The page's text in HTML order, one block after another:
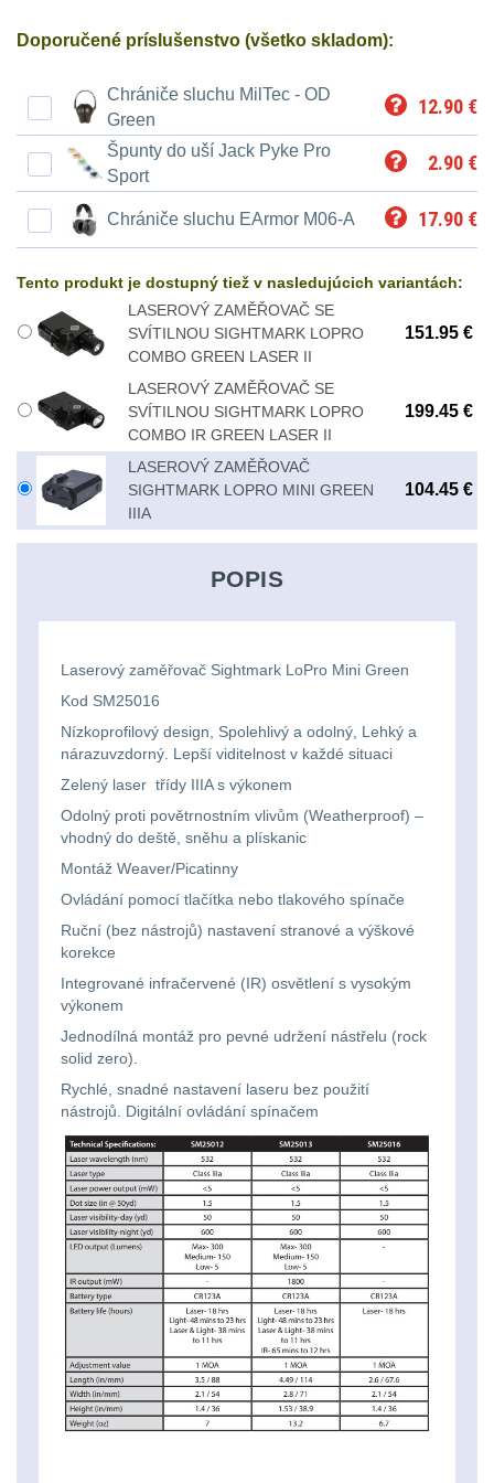
pro
AA/AAA/14500
Li-
Ion
Svítilny
18650
baterie
Svítilny
pro
baterie
Svítilny
pro
26650
baterie
Svítilny
CR123A
nebo
ion
16340
baterie
Čelové
svetlá
čelovky
svietidlá
tašky
Přepravne
tašky
na
zbraně
Hydratační
vaky
Pouzdra
a
Kapsy
Peněženky
k
vzdálenost
Monokuláry
Príslušenstvo
pre
optiku
Čelové svetlá - čelovky 3
Taktické svietidlá 10
Lucerny a kempingové
lampy1
Potápačské svetlá2
Kapesní svítilny
Policejní svítilny 4
Vyhledávací svítilny 5
Lovecké svítilny1
Nabíjacie baterky6
Svietidlá s magnetom2
Držiaky a
príslušenstvo34
186501
14500 / AA / AAA4
16340 a CR123
Nabíjačky9
Náhradné diely
BATOHY A TAŠKY
(1568)
Turistické a expediční38
Městské batohy 41
Batohy216
Méně než 10 L13
10 - 20 L26
Doporučené príslušenstvo (všetko skladom):
Chrániče sluchu MilTec - OD
Green
12.90 €
Špunty do uší Jack Pyke Pro
Sport
2.90 €
Chrániče sluchu EArmor M06-A 17.90 €
Tento produkt je dostupný tiež v nasledujúcich variantách:
LASEROVÝ ZAMĚŘOVAČ SE
SVÍTILNOU SIGHTMARK LOPRO
COMBO GREEN LASER II
151.95 €
LASEROVÝ ZAMĚŘOVAČ SE
SVÍTILNOU SIGHTMARK LOPRO
COMBO IR GREEN LASER II
199.45 €
LASEROVÝ ZAMĚŘOVAČ
SIGHTMARK LOPRO MINI GREEN
IIIA
104.45 €
POPIS
Laserový zaměřovač Sightmark LoPro Mini Green
Kod SM25016
Nízkoprofilový design, Spolehlivý a odolný, Lehký a
nárazuvzdorný. Lepší viditelnost v každé situaci
Zelený laser třídy IIIA s výkonem
Odolný proti povětrnostním vlivům (Weatherproof) –
vhodný do deště, sněhu a plískanic
Montáž Weaver/Picatinny
Ovládání pomocí tlačítka nebo tlakového spínače
Ruční (bez nástrojů) nastavení stranové a výškové
korekce
Integrované infračervené (IR) osvětlení s vysokým
výkonem
Jednodílná montáž pro pevné udržení nástřelu (rock
solid zero).
Rychlé, snadné nastavení laseru bez použití
nástrojů. Digitální ovládání spínačem